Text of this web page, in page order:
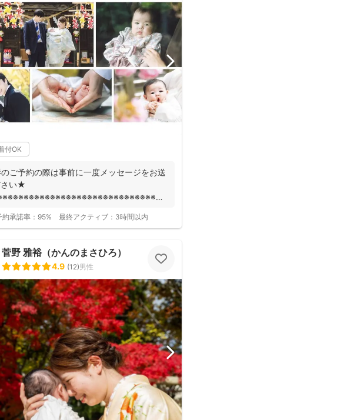
付OK
ご予約の際は事前に一度メッセージをお送
さい★
約承諾率： 95% 最終アクティブ： 3時間以内
菅野 雅裕（かんのまさひろ）
4.9 (12)男性